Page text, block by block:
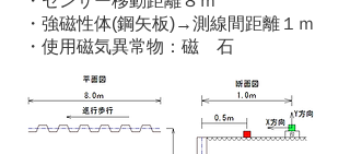
・強磁性体(鋼矢板)→測線間距離１ｍ
・使用磁気異常物：磁 石